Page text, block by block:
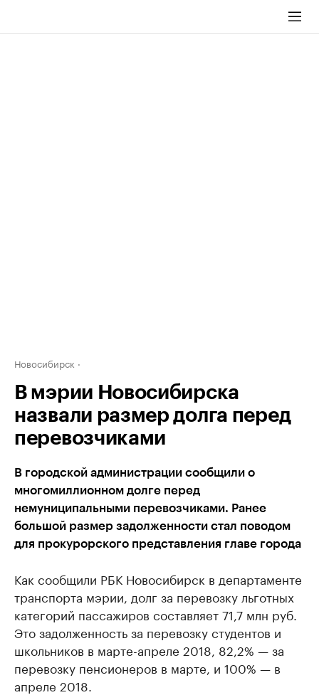
Новосибирск
В мэрии Новосибирска
назвали размер долга перед
перевозчиками
В городской администрации сообщили о
многомиллионном долге перед
немуниципальными перевозчиками. Ранее
большой размер задолженности стал поводом
для прокурорского представления главе города
Как сообщили РБК Новосибирск в департаменте
транспорта мэрии, долг за перевозку льготных
категорий пассажиров составляет 71,7 млн руб.
Это задолженность за перевозку студентов и
школьников в марте-апреле 2018, 82,2% — за
перевозку пенсионеров в марте, и 100% — в
апреле 2018.